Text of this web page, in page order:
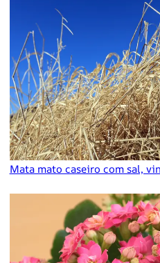
Mata mato caseiro com sal,